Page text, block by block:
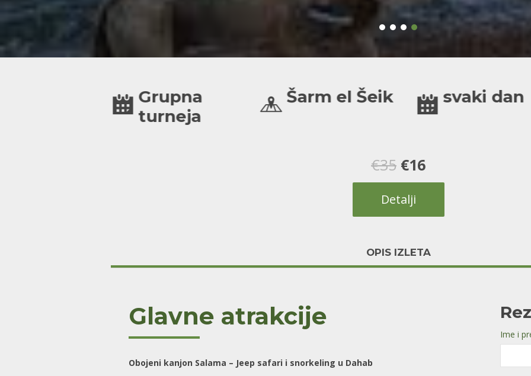
Grupna
turneja
Šarm el Šeik svaki dan
€35 Оригинална
цена
је
€35.
€16Тренутна
цена
је:
Detalji
OPIS IZLETA
Glavne atrakcije
Obojeni kanjon Salama – Jeep safari i snorkeling u Dahab
Ime i